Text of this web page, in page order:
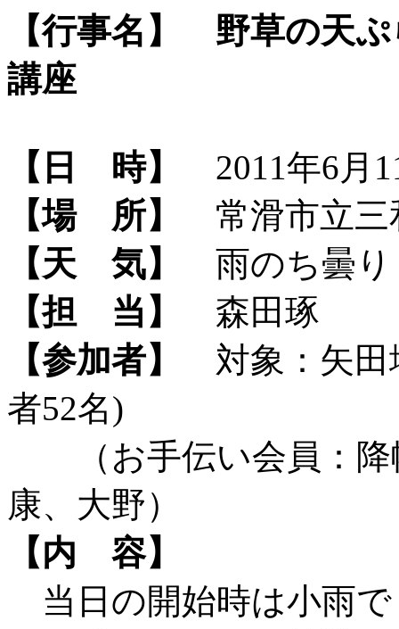
【行事名】
野草の天
講座
【日 時】
2011年6月
【場 所】
常滑市立三
【天 気】
雨のち曇り
【担 当】
森田琢
【参加者】
対象：矢田
者52名)
（お手伝い会員：降
康、大野）
【内 容】
当日の開始時は小雨